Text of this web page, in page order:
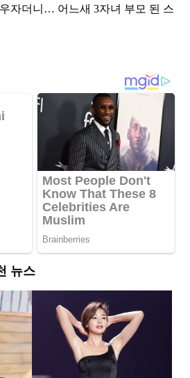
자더니… 어느새 3자녀 부모 된 스
뉴스